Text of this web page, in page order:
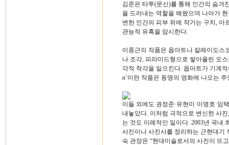
김준은 타투(문신)를 통해 인간의 숨겨
을 드러내는 역할을 해왔으며 나아가
변한 인간의 피부 위에 작가는 구치, 아
관능적 유혹을 암시한다.
이중근의 작품은 옵아트나 칼레이도스
나 조각, 피라미드형으로 쌓아올린 오
각적 착각을 일으킨다. 옵아트가 기계
n’이란 작품은 동명의 영화에 나오는
이들 외에도 권정준·유현미·이명호·임
내놓았다. 이처럼 극적으로 변신한 사
는 것도 이례적인 일이다. 2003년 국내
사진이나 사진사를 정리하는 근현대기
숙 관장은 “현대미술로서의 사진이 뜨